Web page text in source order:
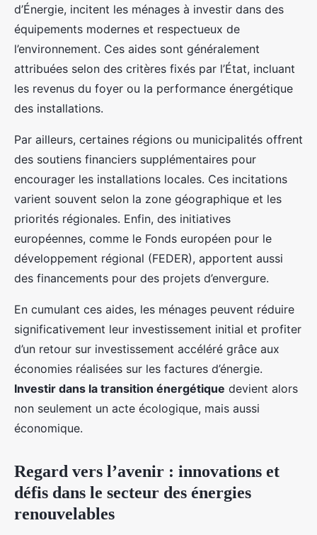
d’Énergie, incitent les ménages à investir dans des
équipements modernes et respectueux de
l’environnement. Ces aides sont généralement
attribuées selon des critères fixés par l’État, incluant
les revenus du foyer ou la performance énergétique
des installations.
Par ailleurs, certaines régions ou municipalités offrent
des soutiens financiers supplémentaires pour
encourager les installations locales. Ces incitations
varient souvent selon la zone géographique et les
priorités régionales. Enfin, des initiatives
européennes, comme le Fonds européen pour le
développement régional (FEDER), apportent aussi
des financements pour des projets d’envergure.
En cumulant ces aides, les ménages peuvent réduire
significativement leur investissement initial et profiter
d’un retour sur investissement accéléré grâce aux
économies réalisées sur les factures d’énergie.
Investir dans la transition énergétique devient alors
non seulement un acte écologique, mais aussi
économique.
Regard vers l’avenir : innovations et
défis dans le secteur des énergies
renouvelables